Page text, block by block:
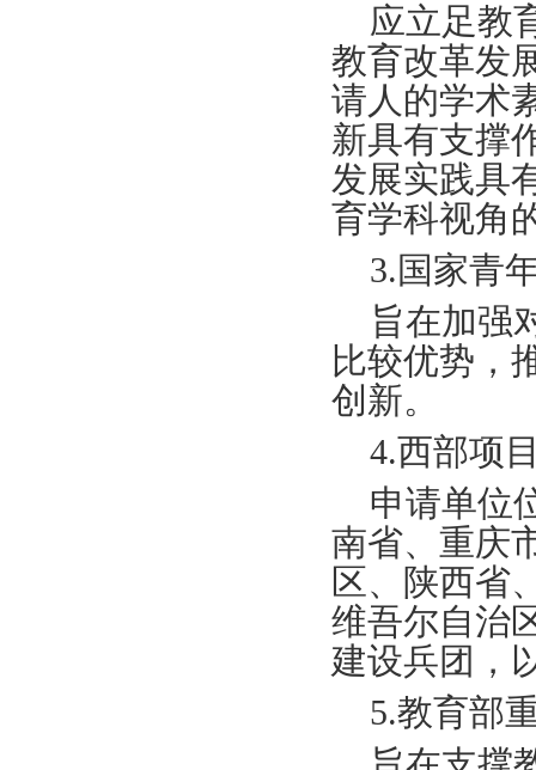
应立足教
教育改革发
请人的学术
新具有支撑
发展实践具
育学科视角
3.国家青
旨在加强
比较优势，
创新。
4.西部项
申请单位
南省、重庆
区、陕西省
维吾尔自治
建设兵团，
5.教育部